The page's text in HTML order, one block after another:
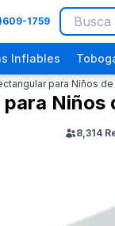
1759
Inflables
para Niños
Niños
8,314